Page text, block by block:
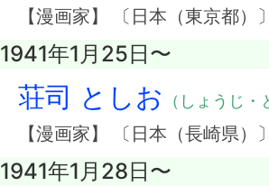
【漫画家】 〔日本（東京都）〕
1941年1月25日〜
荘司 としお （しょうじ・
【漫画家】 〔日本（長崎県）〕
1941年1月28日〜